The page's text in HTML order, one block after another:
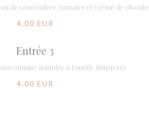
de concombre, tomates et crème de
4,00 EUR
Entrée 3
acidulée à l’aneth. (Supp 5€)
4,00 EUR